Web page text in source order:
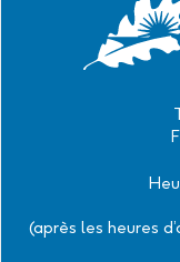
(après les heures